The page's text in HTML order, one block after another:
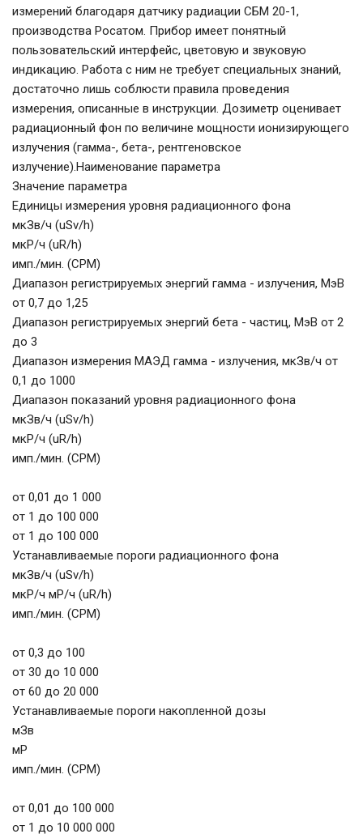
измерений благодаря датчику радиации СБМ 20-1,
производства Росатом. Прибор имеет понятный
пользовательский интерфейс, цветовую и звуковую
индикацию. Работа с ним не требует специальных знаний,
достаточно лишь соблюсти правила проведения
измерения, описанные в инструкции. Дозиметр оценивает
радиационный фон по величине мощности ионизирующего
излучения (гамма-, бета-, рентгеновское
излучение).Наименование параметра
Значение параметра
Единицы измерения уровня радиационного фона
мкЗв/ч (uSv/h)
мкР/ч (uR/h)
имп./мин. (СРМ)
Диапазон регистрируемых энергий гамма - излучения, МэВ
от 0,7 до 1,25
Диапазон регистрируемых энергий бета - частиц, МэВ от 2
до 3
Диапазон измерения МАЭД гамма - излучения, мкЗв/ч от
0,1 до 1000
Диапазон показаний уровня радиационного фона
мкЗв/ч (uSv/h)
мкР/ч (uR/h)
имп./мин. (СРМ)
от 0,01 до 1 000
от 1 до 100 000
от 1 до 100 000
Устанавливаемые пороги радиационного фона
мкЗв/ч (uSv/h)
мкР/ч мР/ч (uR/h)
имп./мин. (СРМ)
от 0,3 до 100
от 30 до 10 000
от 60 до 20 000
Устанавливаемые пороги накопленной дозы
мЗв
мР
имп./мин. (СРМ)
от 0,01 до 100 000
от 1 до 10 000 000